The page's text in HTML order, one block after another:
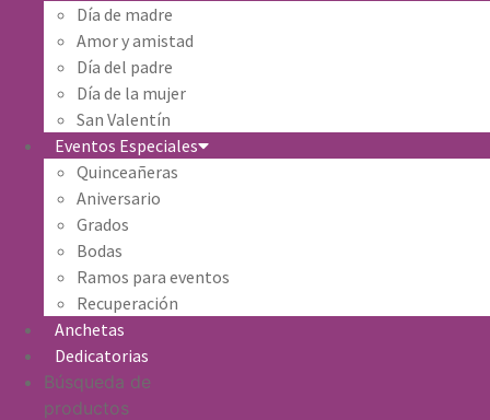
Día de madre
Amor y amistad
Día del padre
Día de la mujer
San Valentín
Eventos Especiales
Quinceañeras
Aniversario
Grados
Bodas
Ramos para eventos
Recuperación
Anchetas
Dedicatorias
Búsqueda de
productos